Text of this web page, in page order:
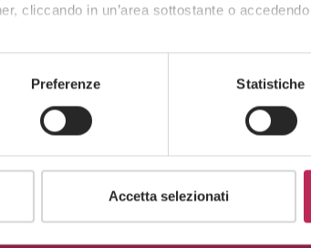
cliccando in un’area sottostante o
Preferenze Statistiche
Accetta selezionati
ad una azienda difesa